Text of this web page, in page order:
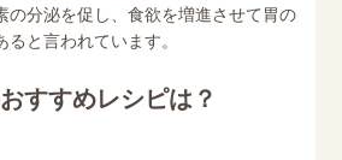
の分泌を促し、食欲を増進させて胃の
と言われています。
すすめレシピは？